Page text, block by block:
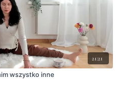
21:21
wszystko inne